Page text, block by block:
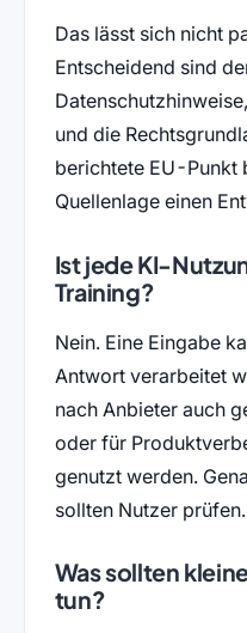
Das lässt sich nicht
Entscheidend sind
und die
berichtete EU-Punkt
Quellenlage einen
Ist jede KI-
Training?
Nein. Eine Eingabe
Antwort verarbeitet
nach Anbieter auch
oder für
genutzt werden.
sollten Nutzer prüfen.
Was sollten
tun?